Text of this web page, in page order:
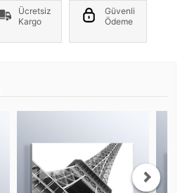
Ücretsiz
Kargo
Güvenli
Ödeme